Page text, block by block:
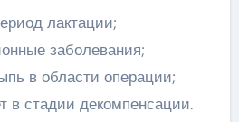
лактации;
заболевания;
в области операции;
в стадии декомпенсации.